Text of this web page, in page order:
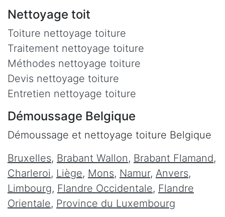
Nettoyage toit
Toiture nettoyage toiture
Traitement nettoyage toiture
Méthodes nettoyage toiture
Devis nettoyage toiture
Entretien nettoyage toiture
Démoussage Belgique
Démoussage et nettoyage toiture Belgique
Bruxelles, Brabant Wallon, Brabant Flamand,
Charleroi, Liège, Mons, Namur, Anvers,
Limbourg, Flandre Occidentale, Flandre
Orientale, Province du Luxembourg